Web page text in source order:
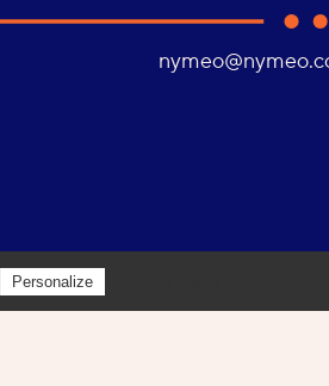
Personalize